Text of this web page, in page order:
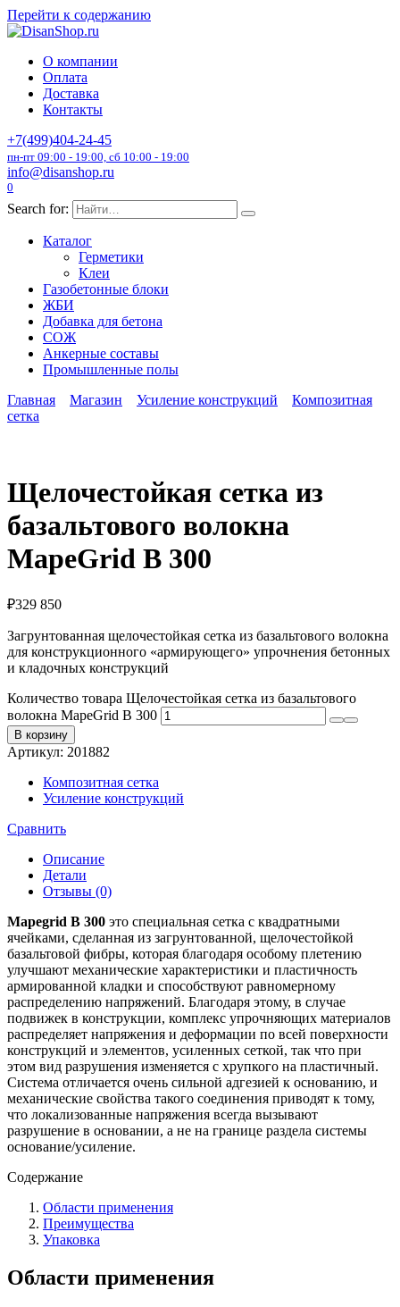
Перейти к содержанию
О компании
Оплата
Доставка
Контакты
+7(499)404-24-45
пн-пт 09:00 - 19:00, сб 10:00 - 19:00
info@disanshop.ru
0
Search for:
Каталог
Герметики
Клеи
Газобетонные блоки
ЖБИ
Добавка для бетона
СОЖ
Анкерные составы
Промышленные полы
Главная
Магазин Усиление конструкций
Композитная
сетка
Щелочестойкая сетка из
базальтового волокна
MapeGrid B 300
₽329 850
Загрунтованная щелочестойкая сетка из базальтового волокна
для конструкционного «армирующего» упрочнения бетонных
и кладочных конструкций
Количество товара Щелочестойкая сетка из базальтового
волокна MapeGrid B 300
В корзину
Артикул: 201882
Композитная сетка
Усиление конструкций
Сравнить
Описание
Детали
Отзывы (0)
Mapegrid B 300 это специальная сетка с квадратными
ячейками, сделанная из загрунтованной, щелочестойкой
базальтовой фибры, которая благодаря особому плетению
улучшают механические характеристики и пластичность
армированной кладки и способствуют равномерному
распределению напряжений. Благодаря этому, в случае
подвижек в конструкции, комплекс упрочняющих материалов
распределяет напряжения и деформации по всей поверхности
конструкций и элементов, усиленных сеткой, так что при
этом вид разрушения изменяется с хрупкого на пластичный.
Система отличается очень сильной адгезией к основанию, и
механические свойства такого соединения приводят к тому,
что локализованные напряжения всегда вызывают
разрушение в основании, а не на границе раздела системы
основание/усиление.
Содержание
Области применения
Преимущества
Упаковка
Области применения